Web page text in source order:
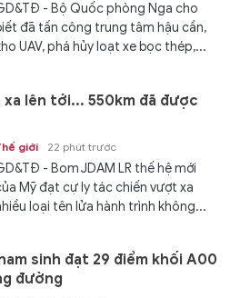
- Bộ Quốc phòng Nga cho
đã tấn công trung tâm hậu cần,
UAV, phá hủy loạt xe bọc thép,...
xa lên tới... 550km đã được
giới 22 phút trước
- Bom JDAM LR thế hệ mới
Mỹ đạt cự ly tác chiến vượt xa
loại tên lửa hành trình không...
sinh đạt 29 điểm khối A00
đường